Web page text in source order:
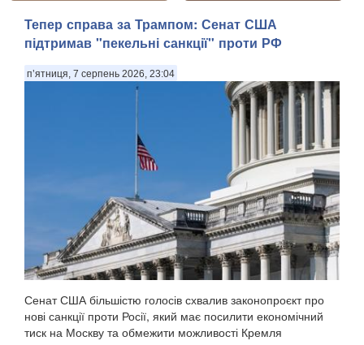
Тепер справа за Трампом: Сенат США
підтримав "пекельні санкції" проти РФ
п’ятниця, 7 серпень 2026, 23:04
Сенат США більшістю голосів схвалив законопроєкт про
нові санкції проти Росії, який має посилити економічний
тиск на Москву та обмежити можливості Кремля